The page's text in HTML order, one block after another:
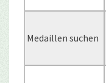
Medaillen suchen